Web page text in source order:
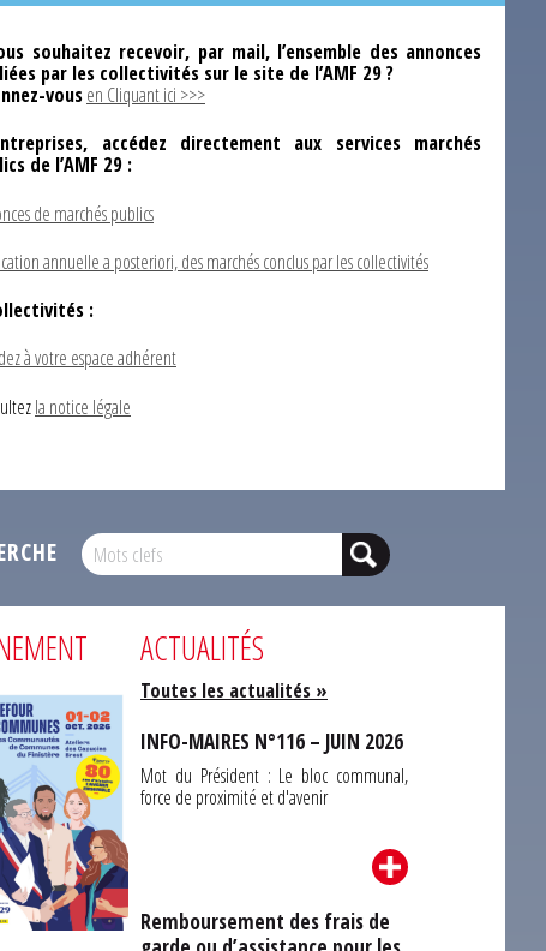
souhaitez recevoir, par mail, l’ensemble des annonces
par les collectivités sur le site de l’AMF 29 ?
vousen Cliquant ici >>>
accédez directement aux services marchés
de l’AMF 29 :
de marchés publics
annuelle a posteriori, des marchés conclus par les collectivités
:
à votre espace adhérent
la notice légale
ACTUALITÉS
Toutes les actualités »
INFO-MAIRES N°116 – JUIN 2026
Mot du Président : Le bloc communal,
force de proximité et d'avenir
Remboursement des frais de